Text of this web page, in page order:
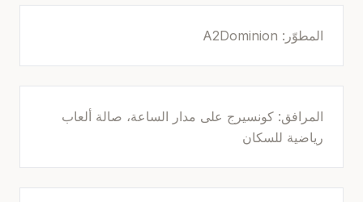
المطوّر: A2Dominion
المرافق: كونسيرج على مدار الساعة، صالة ألعاب
رياضية للسكان